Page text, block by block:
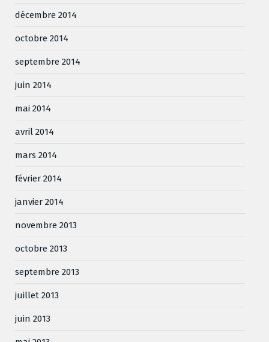
décembre 2014
octobre 2014
septembre 2014
juin 2014
mai 2014
avril 2014
mars 2014
février 2014
janvier 2014
novembre 2013
octobre 2013
septembre 2013
juillet 2013
juin 2013